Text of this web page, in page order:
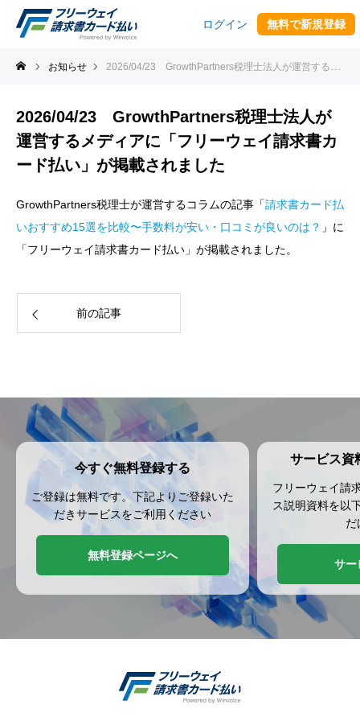
ログイン 無料で新規登録
お知らせ 2026/04/23 GrowthPartners税理士法人が運営するメディアに「フリーウェイ請求書カード払い」が掲載されました
2026/04/23 GrowthPartners税理士法人が
運営するメディアに「フリーウェイ請求書カ
ード払い」が掲載されました
GrowthPartners税理士が運営するコラムの記事「請求書カード払
いおすすめ15選を比較〜手数料が安い・口コミが良いのは？ 」に
「フリーウェイ請求書カード払い」が掲載されました。
前の記事
今すぐ無料登録する
ご登録は無料です。下記よりご登録いた
だきサービスをご利用ください
無料登録ページへ
サービス資
フリーウェイ請
ス説明資料を以
だ
サー